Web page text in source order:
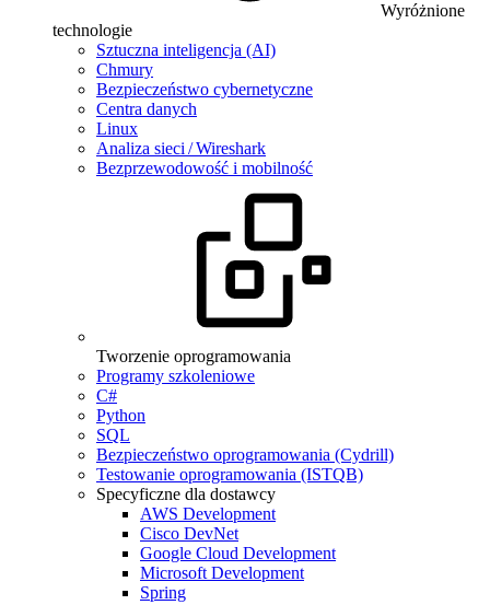
Wyróżnione
technologie
Sztuczna inteligencja (AI)
Chmury
Bezpieczeństwo cybernetyczne
Centra danych
Linux
Analiza sieci / Wireshark
Bezprzewodowość i mobilność
Tworzenie oprogramowania
Programy szkoleniowe
C#
Python
SQL
Bezpieczeństwo oprogramowania (Cydrill)
Testowanie oprogramowania (ISTQB)
Specyficzne dla dostawcy
AWS Development
Cisco DevNet
Google Cloud Development
Microsoft Development
Spring